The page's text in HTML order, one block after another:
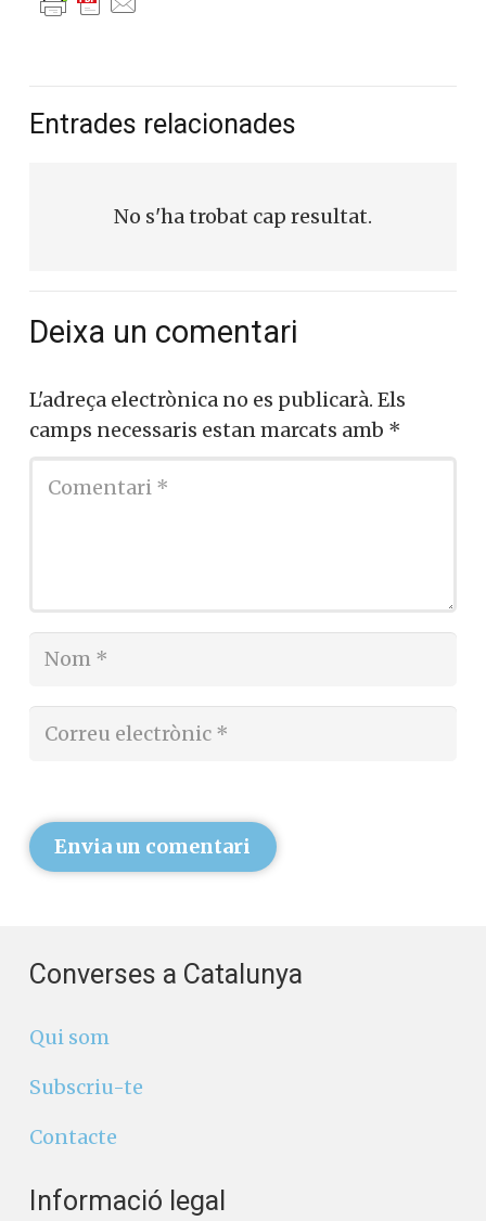
Entrades relacionades
No s'ha trobat cap resultat.
Deixa un comentari
L'adreça electrònica no es publicarà. Els
camps necessaris estan marcats amb *
Envia un comentari
Converses a Catalunya
Qui som
Subscriu-te
Contacte
Informació legal